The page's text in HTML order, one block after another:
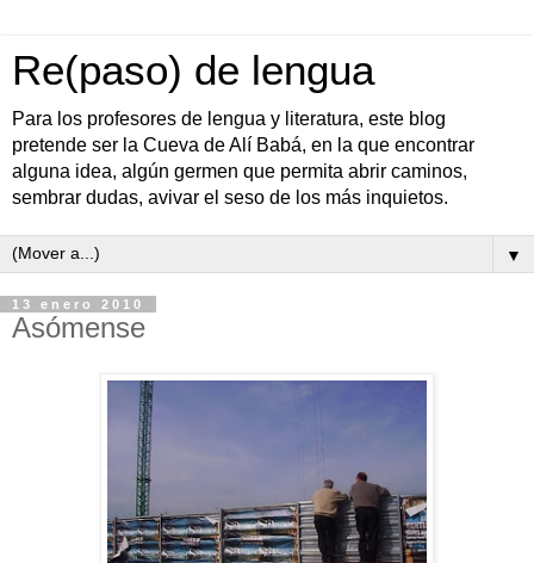
Re(paso) de lengua
Para los profesores de lengua y literatura, este blog
pretende ser la Cueva de Alí Babá, en la que encontrar
alguna idea, algún germen que permita abrir caminos,
sembrar dudas, avivar el seso de los más inquietos.
▼
13 enero 2010
Asómense